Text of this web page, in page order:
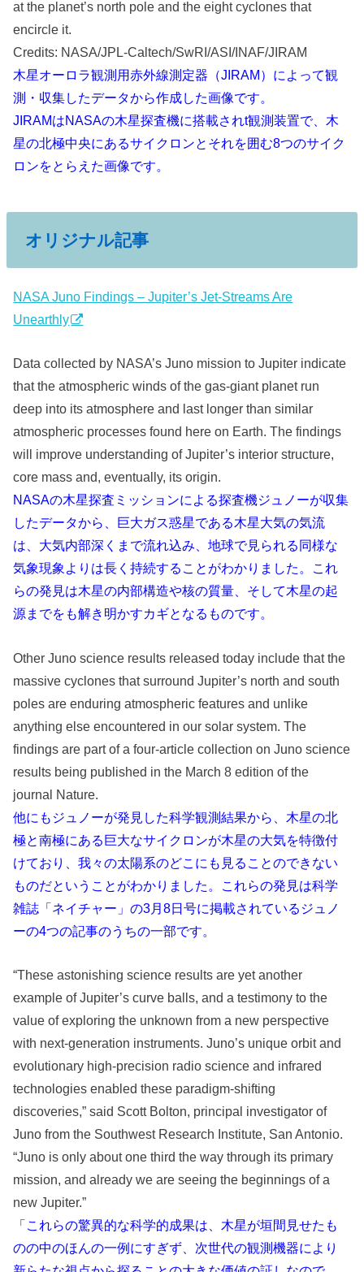
at the planet’s north pole and the eight cyclones that
encircle it.
Credits: NASA/JPL-Caltech/SwRI/ASI/INAF/JIRAM
木星オーロラ観測用赤外線測定器（JIRAM）によって観
測・収集したデータから作成した画像です。
JIRAMはNASAの木星探査機に搭載されt観測装置で、木
星の北極中央にあるサイクロンとそれを囲む8つのサイク
ロンをとらえた画像です。
オリジナル記事
NASA Juno Findings – Jupiter’s Jet-Streams Are
Unearthly
Data collected by NASA’s Juno mission to Jupiter indicate
that the atmospheric winds of the gas-giant planet run
deep into its atmosphere and last longer than similar
atmospheric processes found here on Earth. The findings
will improve understanding of Jupiter’s interior structure,
core mass and, eventually, its origin.
NASAの木星探査ミッションによる探査機ジュノーが収集
したデータから、巨大ガス惑星である木星大気の気流
は、大気内部深くまで流れ込み、地球で見られる同様な
気象現象よりは長く持続することがわかりました。これ
らの発見は木星の内部構造や核の質量、そして木星の起
源までをも解き明かすカギとなるものです。
Other Juno science results released today include that the
massive cyclones that surround Jupiter’s north and south
poles are enduring atmospheric features and unlike
anything else encountered in our solar system. The
findings are part of a four-article collection on Juno science
results being published in the March 8 edition of the
journal Nature.
他にもジュノーが発見した科学観測結果から、木星の北
極と南極にある巨大なサイクロンが木星の大気を特徴付
けており、我々の太陽系のどこにも見ることのできない
ものだということがわかりました。これらの発見は科学
雑誌「ネイチャー」の3月8日号に掲載されているジュノ
ーの4つの記事のうちの一部です。
“These astonishing science results are yet another
example of Jupiter’s curve balls, and a testimony to the
value of exploring the unknown from a new perspective
with next-generation instruments. Juno’s unique orbit and
evolutionary high-precision radio science and infrared
technologies enabled these paradigm-shifting
discoveries,” said Scott Bolton, principal investigator of
Juno from the Southwest Research Institute, San Antonio.
“Juno is only about one third the way through its primary
mission, and already we are seeing the beginnings of a
new Jupiter.”
「これらの驚異的な科学的成果は、木星が垣間見せたも
のの中のほんの一例にすぎず、次世代の観測機器により